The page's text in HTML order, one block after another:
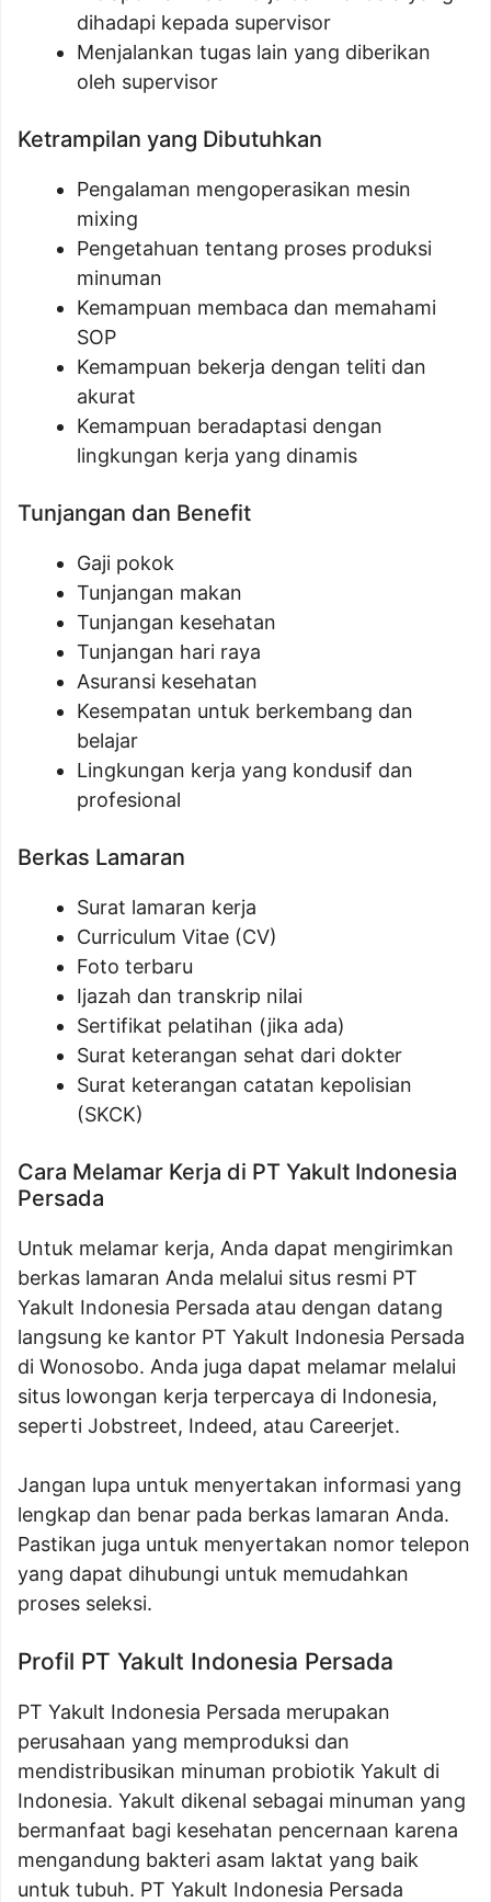
dihadapi kepada supervisor
Menjalankan tugas lain yang diberikan
oleh supervisor
Ketrampilan yang Dibutuhkan
Pengalaman mengoperasikan mesin
mixing
Pengetahuan tentang proses produksi
minuman
Kemampuan membaca dan memahami
SOP
Kemampuan bekerja dengan teliti dan
akurat
Kemampuan beradaptasi dengan
lingkungan kerja yang dinamis
Tunjangan dan Benefit
Gaji pokok
Tunjangan makan
Tunjangan kesehatan
Tunjangan hari raya
Asuransi kesehatan
Kesempatan untuk berkembang dan
belajar
Lingkungan kerja yang kondusif dan
profesional
Berkas Lamaran
Surat lamaran kerja
Curriculum Vitae (CV)
Foto terbaru
Ijazah dan transkrip nilai
Sertifikat pelatihan (jika ada)
Surat keterangan sehat dari dokter
Surat keterangan catatan kepolisian
(SKCK)
Cara Melamar Kerja di PT Yakult Indonesia
Persada
Untuk melamar kerja, Anda dapat mengirimkan
berkas lamaran Anda melalui situs resmi PT
Yakult Indonesia Persada atau dengan datang
langsung ke kantor PT Yakult Indonesia Persada
di Wonosobo. Anda juga dapat melamar melalui
situs lowongan kerja terpercaya di Indonesia,
seperti Jobstreet, Indeed, atau Careerjet.
Jangan lupa untuk menyertakan informasi yang
lengkap dan benar pada berkas lamaran Anda.
Pastikan juga untuk menyertakan nomor telepon
yang dapat dihubungi untuk memudahkan
proses seleksi.
Profil PT Yakult Indonesia Persada
PT Yakult Indonesia Persada merupakan
perusahaan yang memproduksi dan
mendistribusikan minuman probiotik Yakult di
Indonesia. Yakult dikenal sebagai minuman yang
bermanfaat bagi kesehatan pencernaan karena
mengandung bakteri asam laktat yang baik
untuk tubuh. PT Yakult Indonesia Persada